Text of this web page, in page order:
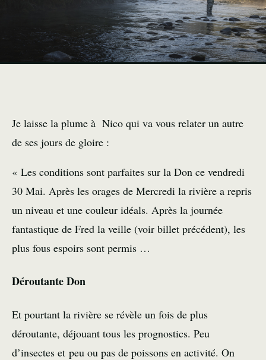
Je laisse la plume à Nico qui va vous relater un autre
de ses jours de gloire :
« Les conditions sont parfaites sur la Don ce vendredi
30 Mai. Après les orages de Mercredi la rivière a repris
un niveau et une couleur idéals. Après la journée
fantastique de Fred la veille (voir billet précédent), les
plus fous espoirs sont permis …
Déroutante Don
Et pourtant la rivière se révèle un fois de plus
déroutante, déjouant tous les prognostics. Peu
d’insectes et peu ou pas de poissons en activité. On